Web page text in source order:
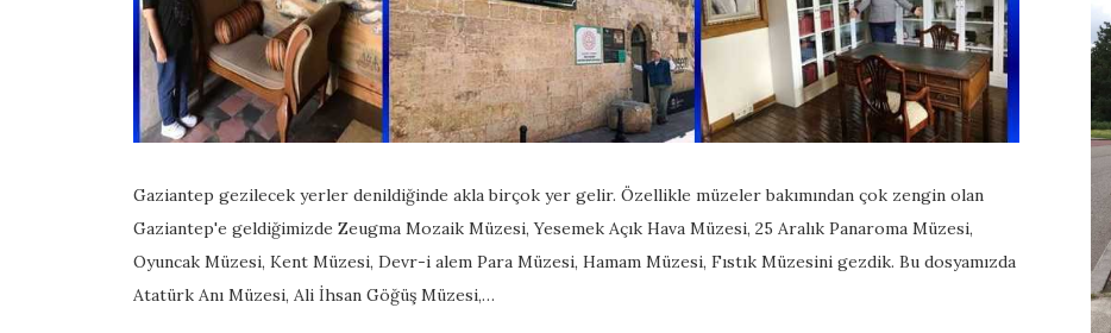
Gaziantep gezilecek yerler denildiğinde akla birçok yer gelir. Özellikle müzeler bakımından çok zengin olan
Gaziantep'e geldiğimizde Zeugma Mozaik Müzesi, Yesemek Açık Hava Müzesi, 25 Aralık Panaroma Müzesi,
Oyuncak Müzesi, Kent Müzesi, Devr-i alem Para Müzesi, Hamam Müzesi, Fıstık Müzesini gezdik. Bu dosyamızda
Atatürk Anı Müzesi, Ali İhsan Göğüş Müzesi,…